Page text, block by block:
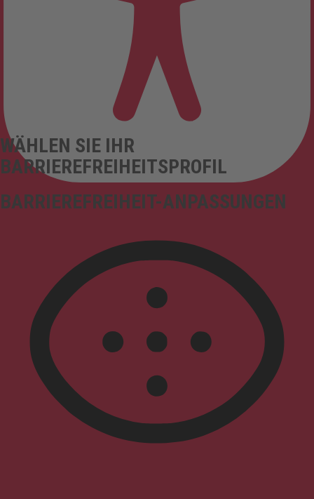
BARRIEREFREIHEIT-ANPASSUNGEN
WÄHLEN SIE IHR
BARRIEREFREIHEITSPROFIL